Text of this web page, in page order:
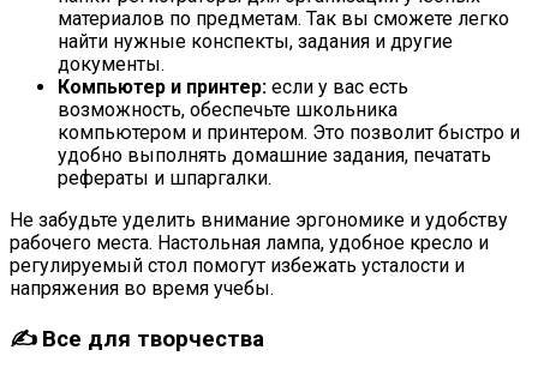
материалов по предметам. Так вы сможете легко
найти нужные конспекты, задания и другие
документы.
Компьютер и принтер: если у вас есть
возможность, обеспечьте школьника
компьютером и принтером. Это позволит быстро и
удобно выполнять домашние задания, печатать
рефераты и шпаргалки.
Не забудьте уделить внимание эргономике и удобству
рабочего места. Настольная лампа, удобное кресло и
регулируемый стол помогут избежать усталости и
напряжения во время учебы.
✍ Все для творчества